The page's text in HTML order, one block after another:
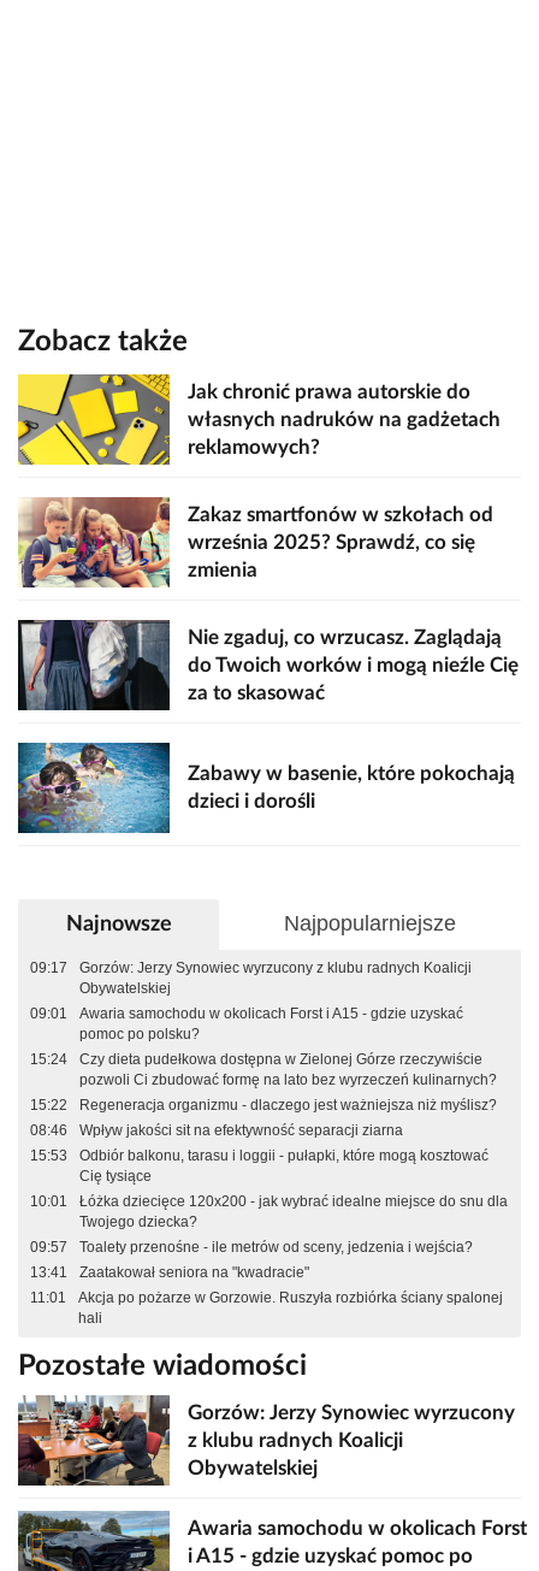
Zobacz także
Jak chronić prawa autorskie do
własnych nadruków na gadżetach
reklamowych?
Zakaz smartfonów w szkołach od
września 2025? Sprawdź, co się
zmienia
Nie zgaduj, co wrzucasz. Zaglądają
do Twoich worków i mogą nieźle Cię
za to skasować
Zabawy w basenie, które pokochają
dzieci i dorośli
Najnowsze Najpopularniejsze
09:17
Gorzów: Jerzy Synowiec wyrzucony z klubu radnych Koalicji
Obywatelskiej
09:01
Awaria samochodu w okolicach Forst i A15 - gdzie uzyskać
pomoc po polsku?
15:24
Czy dieta pudełkowa dostępna w Zielonej Górze rzeczywiście
pozwoli Ci zbudować formę na lato bez wyrzeczeń kulinarnych?
15:22
Regeneracja organizmu - dlaczego jest ważniejsza niż myślisz?
08:46
Wpływ jakości sit na efektywność separacji ziarna
15:53
Odbiór balkonu, tarasu i loggii - pułapki, które mogą kosztować
Cię tysiące
10:01
Łóżka dziecięce 120x200 - jak wybrać idealne miejsce do snu dla
Twojego dziecka?
09:57
Toalety przenośne - ile metrów od sceny, jedzenia i wejścia?
13:41
Zaatakował seniora na "kwadracie"
11:01
Akcja po pożarze w Gorzowie. Ruszyła rozbiórka ściany spalonej
hali
Pozostałe wiadomości
Gorzów: Jerzy Synowiec wyrzucony
z klubu radnych Koalicji
Obywatelskiej
Awaria samochodu w okolicach Forst
i A15 - gdzie uzyskać pomoc po